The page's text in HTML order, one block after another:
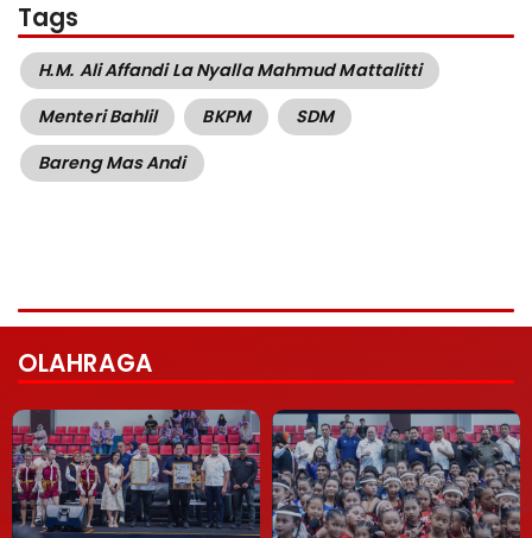
Tags
H.M. Ali Affandi La Nyalla Mahmud Mattalitti
Menteri Bahlil
BKPM
SDM
Bareng Mas Andi
OLAHRAGA